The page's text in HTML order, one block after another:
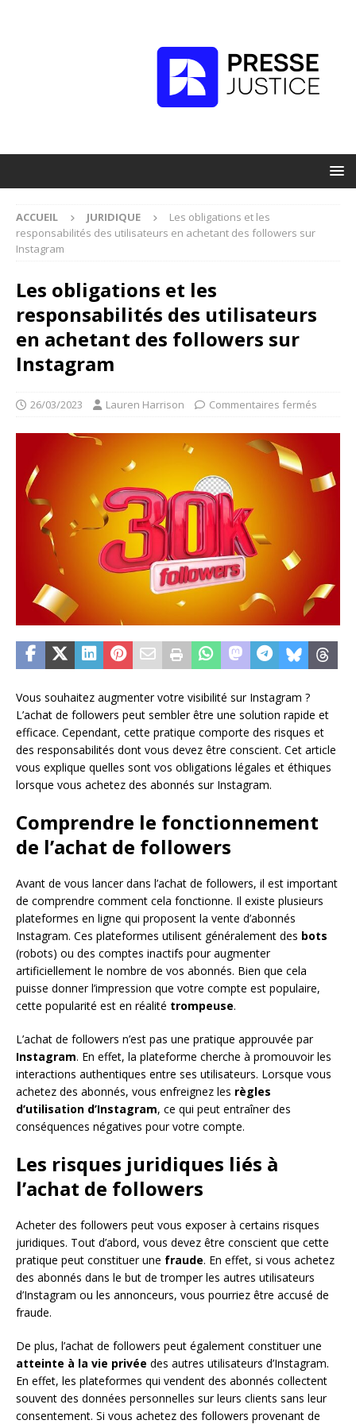
ACCUEIL JURIDIQUE
Les obligations et les
responsabilités des utilisateurs en achetant des followers sur
Instagram
Les obligations et les
responsabilités des utilisateurs
en achetant des followers sur
Instagram
26/03/2023 Lauren Harrison Commentaires fermés
Vous souhaitez augmenter votre visibilité sur Instagram ?
L’achat de followers peut sembler être une solution rapide et
efficace. Cependant, cette pratique comporte des risques et
des responsabilités dont vous devez être conscient. Cet article
vous explique quelles sont vos obligations légales et éthiques
lorsque vous achetez des abonnés sur Instagram.
Comprendre le fonctionnement
de l’achat de followers
Avant de vous lancer dans l’achat de followers, il est important
de comprendre comment cela fonctionne. Il existe plusieurs
plateformes en ligne qui proposent la vente d’abonnés
Instagram. Ces plateformes utilisent généralement des bots
(robots) ou des comptes inactifs pour augmenter
artificiellement le nombre de vos abonnés. Bien que cela
puisse donner l’impression que votre compte est populaire,
cette popularité est en réalité trompeuse.
L’achat de followers n’est pas une pratique approuvée par
Instagram. En effet, la plateforme cherche à promouvoir les
interactions authentiques entre ses utilisateurs. Lorsque vous
achetez des abonnés, vous enfreignez les règles
d’utilisation d’Instagram, ce qui peut entraîner des
conséquences négatives pour votre compte.
Les risques juridiques liés à
l’achat de followers
Acheter des followers peut vous exposer à certains risques
juridiques. Tout d’abord, vous devez être conscient que cette
pratique peut constituer une fraude. En effet, si vous achetez
des abonnés dans le but de tromper les autres utilisateurs
d’Instagram ou les annonceurs, vous pourriez être accusé de
fraude.
De plus, l’achat de followers peut également constituer une
atteinte à la vie privée des autres utilisateurs d’Instagram.
En effet, les plateformes qui vendent des abonnés collectent
souvent des données personnelles sur leurs clients sans leur
consentement. Si vous achetez des followers provenant de